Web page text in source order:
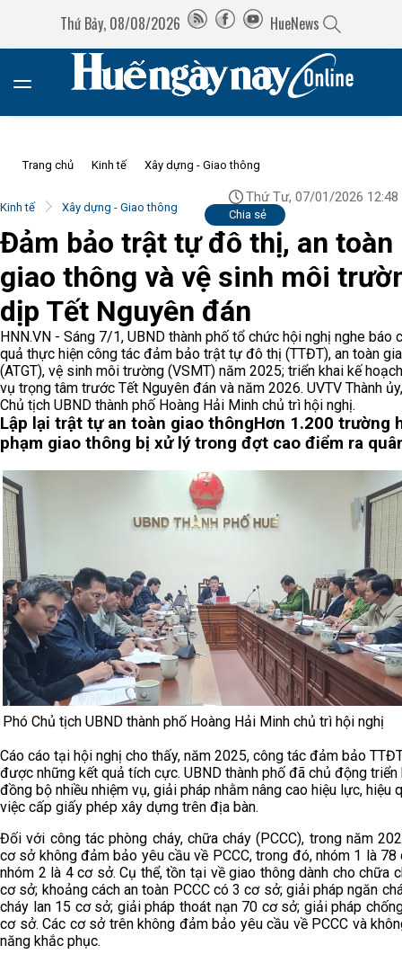
Thứ Bảy, 08/08/2026 HueNews
Trang chủ Kinh tế Xây dựng - Giao thông
Kinh tế Xây dựng - Giao thông
Thứ Tư, 07/01/2026 12:48
Chia sẻ
Đảm bảo trật tự đô thị, an toàn
giao thông và vệ sinh môi
dịp Tết Nguyên đán
HNN.VN - Sáng 7/1, UBND thành phố tổ chức hội nghị nghe báo
quả thực hiện công tác đảm bảo trật tự đô thị (TTĐT), an toàn
(ATGT), vệ sinh môi trường (VSMT) năm 2025; triển khai kế
vụ trọng tâm trước Tết Nguyên đán và năm 2026. UVTV Thành
Chủ tịch UBND thành phố Hoàng Hải Minh chủ trì hội nghị.
Lập lại trật tự an toàn giao thôngHơn 1.200 trường
phạm giao thông bị xử lý trong đợt cao điểm ra
Phó Chủ tịch UBND thành phố Hoàng Hải Minh chủ trì hội nghị
Cáo cáo tại hội nghị cho thấy, năm 2025, công tác đảm bảo
được những kết quả tích cực. UBND thành phố đã chủ động triển
đồng bộ nhiều nhiệm vụ, giải pháp nhằm nâng cao hiệu lực, hiệu
việc cấp giấy phép xây dựng trên địa bàn.
Đối với công tác phòng cháy, chữa cháy (PCCC), trong năm
cơ sở không đảm bảo yêu cầu về PCCC, trong đó, nhóm 1 là 78
nhóm 2 là 4 cơ sở. Cụ thể, tồn tại về giao thông dành cho chữa
cơ sở; khoảng cách an toàn PCCC có 3 cơ sở; giải pháp ngăn
cháy lan 15 cơ sở; giải pháp thoát nạn 70 cơ sở; giải pháp
cơ sở. Các cơ sở trên không đảm bảo yêu cầu về PCCC và
năng khắc phục.